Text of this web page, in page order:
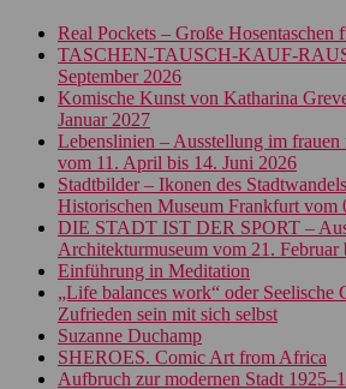
Real Pockets – Große Hosentaschen
TASCHEN-TAUSCH-KAUF-
September 2026
Komische Kunst von Katharina
Januar 2027
Lebenslinien – Ausstellung im frauen
vom 11. April bis 14. Juni 2026
Stadtbilder – Ikonen des
Historischen Museum Frankfurt vom
DIE STADT IST DER SPORT –
Architekturmuseum vom 21. Februar
Einführung in Meditation
„Life balances work“ oder Seelische
Zufrieden sein mit sich selbst
Suzanne Duchamp
SHEROES. Comic Art from Africa
Aufbruch zur modernen Stadt